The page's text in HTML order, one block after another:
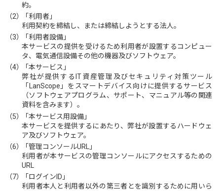
約。
（2）
「利用者」
利用契約を締結し、または締結しようとする法人。
（3）
「利用者設備」
本サービスの提供を受けるため利用者が設置するコンピュー
タ、電気通信設備その他の機器及びソフトウェア。
（4）
「本サービス」
弊社が提供するIT資産管理及びセキュリティ対策ツール
「LanScope」をスマートデバイス向けに提供するサービス
（ソフトウェアプログラム、サポート、マニュアル等の関連
資料を含みます）。
（5）
「本サービス用設備」
本サービスを提供するにあたり、弊社が設置するハードウェ
ア及びソフトウェア。
（6）
「管理コンソールURL」
利用者が本サービスの管理コンソールにアクセスするための
URL
（7）
「ログインID」
利用者本人と利用者以外の第三者とを識別するために用いら